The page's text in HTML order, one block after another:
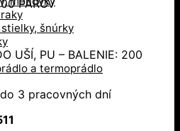
stielky, šnúrky
a termoprádlo
PÁROV
UŠÍ, PU – BALENIE: 200
3 pracovných dní